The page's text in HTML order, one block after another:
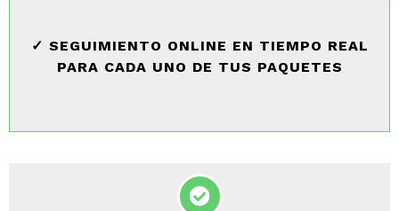
✓ SEGUIMIENTO ONLINE EN TIEMPO REAL
PARA CADA UNO DE TUS PAQUETES